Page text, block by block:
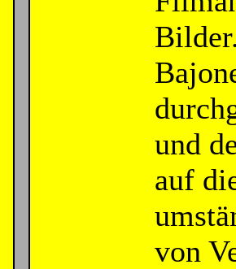
und
auf
von